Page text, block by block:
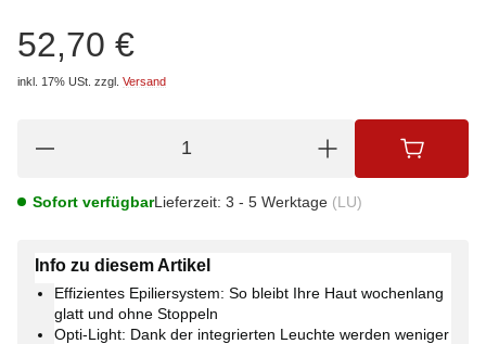
52,70 €
inkl. 17% USt. zzgl. Versand
Sofort verfügbarLieferzeit: 3 - 5 Werktage (LU)
Info zu diesem Artikel
Effizientes Epiliersystem: So bleibt Ihre Haut wochenlang
glatt und ohne Stoppeln
Opti-Light: Dank der integrierten Leuchte werden weniger